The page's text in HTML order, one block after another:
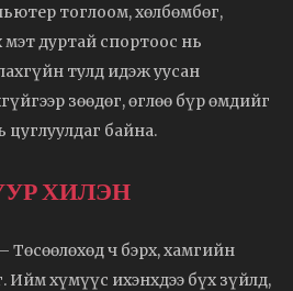
тоглоом, хөлбөмбөг,
мэт дуртай спортоос нь
тулд идэж уусан
зөөдөг, өглөө бүр өмдийг
байна.
ХИЛЭН
Төсөөлөхөд ч бэрх, хамгийн
Ийм хүмүүс ихэнхдээ бүх зүйлд,